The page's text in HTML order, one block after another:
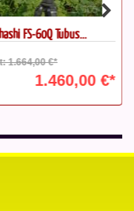
FS-60Q Tubus...
1.664,00 €*
1.460,00 €*